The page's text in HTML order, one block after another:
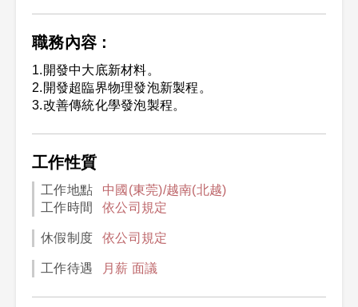
職務內容 :
1.開發中大底新材料。
2.開發超臨界物理發泡新製程。
3.改善傳統化學發泡製程。
工作性質
工作地點
中國(東莞)/越南(北越)
工作時間
依公司規定
休假制度 依公司規定
工作待遇 月薪 面議